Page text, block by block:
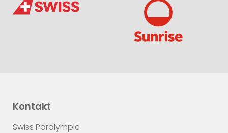
Kontakt
Swiss Paralympic